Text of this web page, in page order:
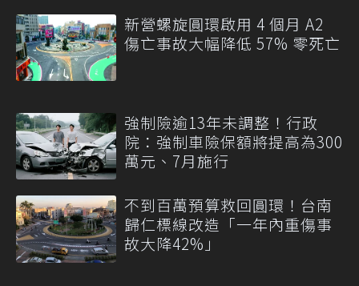
新營螺旋圓環啟用 4 個月 A2
傷亡事故大幅降低 57% 零死亡
強制險逾13年未調整！行政
院：強制車險保額將提高為300
萬元、7月施行
不到百萬預算救回圓環！台南
歸仁標線改造「一年內重傷事
故大降42%」